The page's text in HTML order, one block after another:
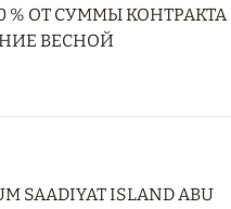
% ОТ СУММЫ КОНТРАКТА
ВЕСНОЙ
SAADIYAT ISLAND ABU